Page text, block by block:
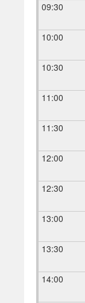
09:30
10:00
10:30
11:00
11:30
12:00
12:30
13:00
13:30
14:00